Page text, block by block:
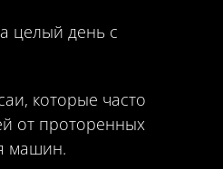
целый день с
которые часто
от проторенных
машин.